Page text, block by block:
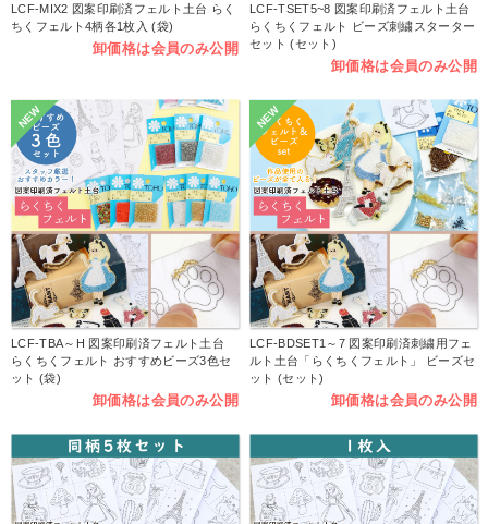
LCF-MIX2 図案印刷済フェルト土台 らく
ちくフェルト4柄各1枚入 (袋)
卸価格は会員のみ公開
LCF-TSET5~8 図案印刷済フェルト土台
らくちくフェルト ビーズ刺繍スターター
セット (セット)
卸価格は会員のみ公開
NEW
LCF-TBA～H 図案印刷済フェルト土台
らくちくフェルト おすすめビーズ3色セ
ット (袋)
卸価格は会員のみ公開
NEW
LCF-BDSET1～7 図案印刷済刺繍用フェ
ルト土台「らくちくフェルト」 ビーズセ
ット (セット)
卸価格は会員のみ公開